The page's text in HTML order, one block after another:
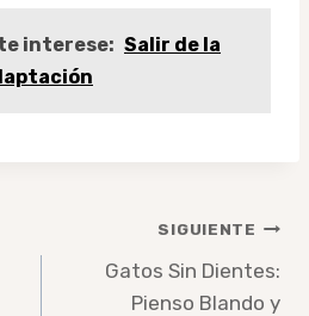
interese: Salir de la
SIGUIENTE
Gatos Sin Dientes:
Pienso Blando y